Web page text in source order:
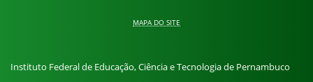
MAPA DO SITE
Instituto Federal de Educação, Ciência e Tecnologia de Pernambuco